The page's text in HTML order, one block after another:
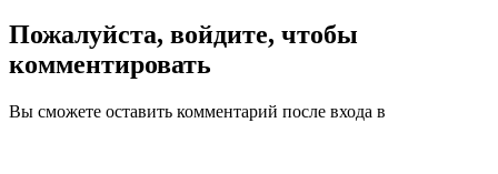
Пожалуйста, войдите, чтобы
комментировать
Вы сможете оставить комментарий после входа в